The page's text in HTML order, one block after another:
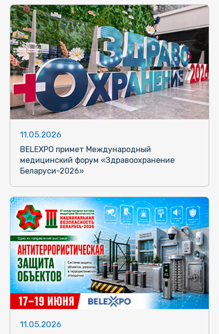
11.05.2026
BELEXPO примет Международный
медицинский форум «Здравоохранение
Беларуси-2026»
11.05.2026